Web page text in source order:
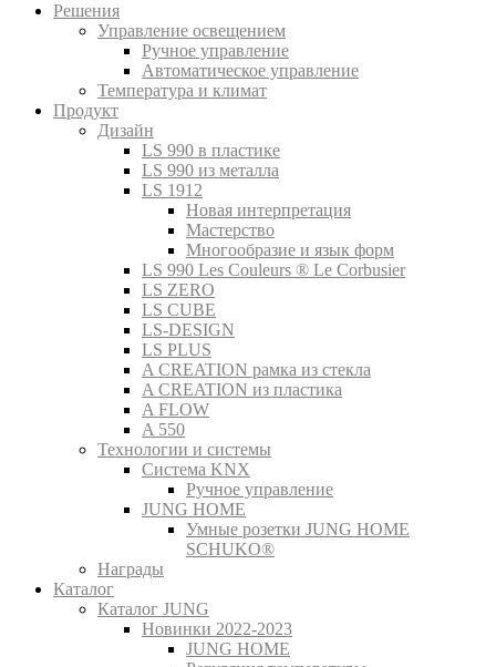
Решения
Управление освещением
Ручное управление
Автоматическое управление
Температура и климат
Продукт
Дизайн
LS 990 в пластике
LS 990 из металла
LS 1912
Новая интерпретация
Мастерство
Многообразие и язык форм
LS 990 Les Couleurs ® Le Corbusier
LS ZERO
LS CUBE
LS-DESIGN
LS PLUS
A CREATION рамка из стекла
A CREATION из пластика
A FLOW
A 550
Технологии и системы
Система KNX
Ручное управление
JUNG HOME
Умные розетки JUNG HOME
SCHUKO®
Награды
Каталог
Каталог JUNG
Новинки 2022-2023
JUNG HOME